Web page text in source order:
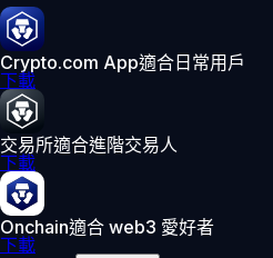
Crypto.com App適合日常用戶
下載
交易所適合進階交易人
下載
Onchain適合 web3 愛好者
下載